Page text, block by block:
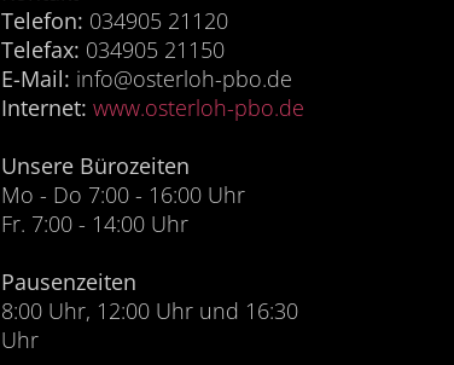
Telefon: 034905 21120
Telefax: 034905 21150
E-Mail: info@osterloh-pbo.de
Internet: www.osterloh-pbo.de
Unsere Bürozeiten
Mo - Do 7:00 - 16:00 Uhr
Fr. 7:00 - 14:00 Uhr
Pausenzeiten
8:00 Uhr, 12:00 Uhr und 16:30
Uhr